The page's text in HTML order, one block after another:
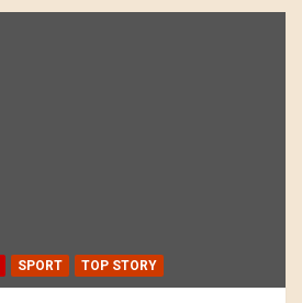
SPORT TOP STORY